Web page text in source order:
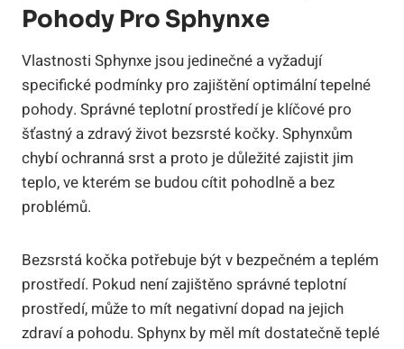
Pohody Pro Sphynxe
Vlastnosti Sphynxe jsou jedinečné a vyžadují
specifické podmínky pro zajištění optimální tepelné
pohody. Správné teplotní prostředí je klíčové pro
šťastný a zdravý život bezsrsté kočky. Sphynxům
chybí ochranná srst a proto je důležité zajistit jim
teplo, ve kterém se budou cítit pohodlně a bez
problémů.
Bezsrstá kočka potřebuje být v bezpečném a teplém
prostředí. Pokud není zajištěno správné teplotní
prostředí, může to mít negativní dopad na jejich
zdraví a pohodu. Sphynx by měl mít dostatečně teplé